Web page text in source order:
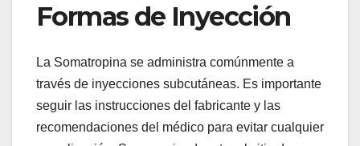
Formas de Inyección
La Somatropina se administra comúnmente a
través de inyecciones subcutáneas. Es importante
seguir las instrucciones del fabricante y las
recomendaciones del médico para evitar cualquier